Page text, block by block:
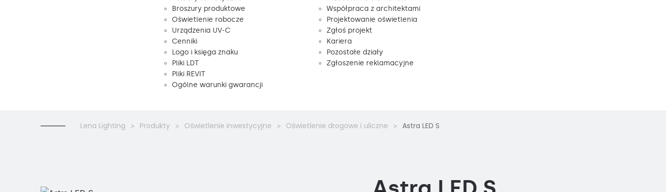
Broszury produktowe
Oświetlenie robocze
Urządzenia UV-C
Cenniki
Logo i księga znaku
Pliki LDT
Pliki REVIT
Ogólne warunki gwarancji
Współpraca z architektami
Projektowanie oświetlenia
Zgłoś projekt
Kariera
Pozostałe działy
Zgłoszenie reklamacyjne
Lena Lighting Produkty Oświetlenie inwestycyjne Oświetlenie drogowe i uliczne Astra LED S